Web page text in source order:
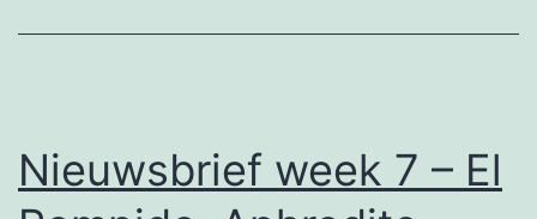
Hotel
Nieuwsbrief week 7 – El